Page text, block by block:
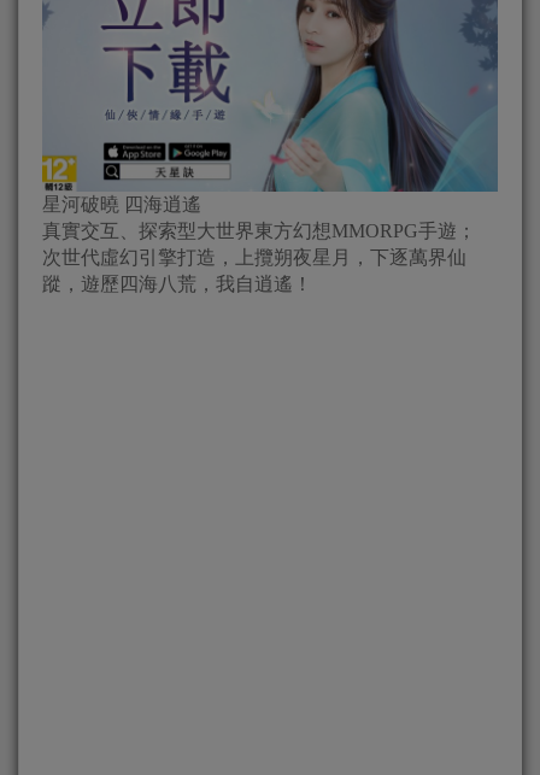
星河破曉 四海逍遙
真實交互、探索型大世界東方幻想MMORPG手遊；
次世代虛幻引擎打造，上攬朔夜星月，下逐萬界仙
蹤，遊歷四海八荒，我自逍遙！